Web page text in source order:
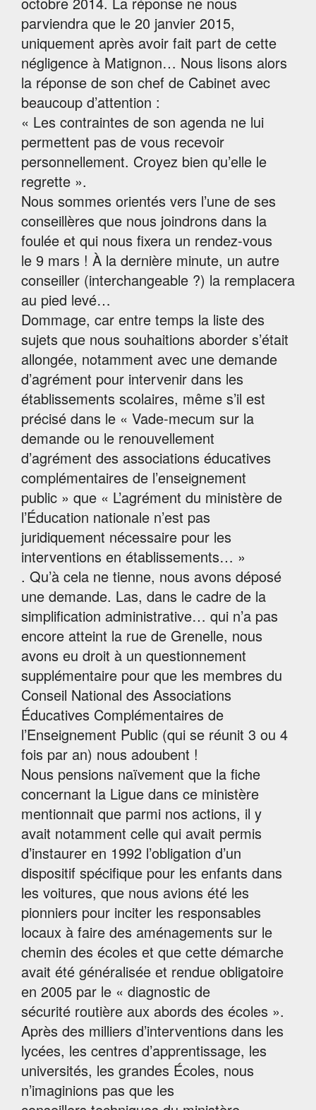
parviendra que le 20 janvier 2015,
uniquement après avoir fait part de cette
négligence à Matignon… Nous lisons alors
la réponse de son chef de Cabinet avec
beaucoup d’attention :
« Les contraintes de son agenda ne lui
permettent pas de vous recevoir
personnellement. Croyez bien qu’elle le
regrette ».
Nous sommes orientés vers l’une de ses
conseillères que nous joindrons dans la
foulée et qui nous fixera un rendez-vous
le 9 mars ! À la dernière minute, un autre
conseiller (interchangeable ?) la remplacera
au pied levé…
Dommage, car entre temps la liste des
sujets que nous souhaitions aborder s’était
allongée, notamment avec une demande
d’agrément pour intervenir dans les
établissements scolaires, même s’il est
précisé dans le « Vade-mecum sur la
demande ou le renouvellement
d’agrément des associations éducatives
complémentaires de l’enseignement
public » que « L’agrément du ministère de
l’Éducation nationale n’est pas
juridiquement nécessaire pour les
interventions en établissements… »
. Qu’à cela ne tienne, nous avons déposé
une demande. Las, dans le cadre de la
simplification administrative… qui n’a pas
encore atteint la rue de Grenelle, nous
avons eu droit à un questionnement
supplémentaire pour que les membres du
Conseil National des Associations
Éducatives Complémentaires de
l’Enseignement Public (qui se réunit 3 ou 4
fois par an) nous adoubent !
Nous pensions naïvement que la fiche
concernant la Ligue dans ce ministère
mentionnait que parmi nos actions, il y
avait notamment celle qui avait permis
d’instaurer en 1992 l’obligation d’un
dispositif spécifique pour les enfants dans
les voitures, que nous avions été les
pionniers pour inciter les responsables
locaux à faire des aménagements sur le
chemin des écoles et que cette démarche
avait été généralisée et rendue obligatoire
en 2005 par le « diagnostic de
sécurité routière aux abords des écoles ».
Après des milliers d’interventions dans les
lycées, les centres d’apprentissage, les
universités, les grandes Écoles, nous
n’imaginions pas que les